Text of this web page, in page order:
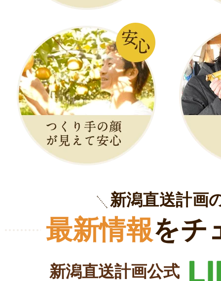
新潟直送計画
最新情報をチ
新潟直送計画公式